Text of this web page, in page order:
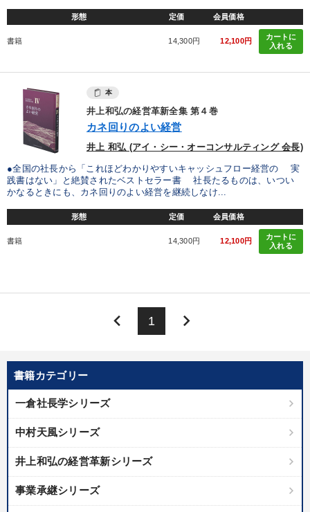
書籍カテゴリー
一倉社長学シリーズ
中村天風シリーズ
井上和弘の経営革新シリーズ
事業承継シリーズ
形態 定価 会員価格
書籍 14,300円 12,100円
カートに
入れる
本
井上和弘の経営革新全集 第４巻
カネ回りのよい経営
井上 和弘 (アイ・シー・オーコンサルティング 会長)
●全国の社長から「これほどわかりやすいキャッシュフロー経営の 実
践書はない」と絶賛されたベストセラー書 社長たるものは、いつい
かなるときにも、カネ回りのよい経営を継続しなけ...
形態 定価 会員価格
書籍 14,300円 12,100円
カートに
入れる
keyboard_arrow_left 1 keyboard_arrow_right